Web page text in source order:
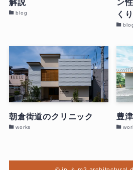
解説
blog
ン
くり
朝倉街道のクリニック
works
豊